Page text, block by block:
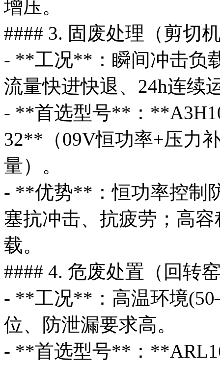
增压。
#### 3. 固废处理（剪切
- **工况**：瞬间冲击负
流量快进快退、24h连续
- **首选型号**：
32**（09V恒功率+压力
量）。
- **优势**：恒功率控制
塞抗冲击、抗疲劳；高
载。
#### 4. 危废处置（回转
- **工况**：高温环境
位、防泄漏要求高。
- **首选型号**：